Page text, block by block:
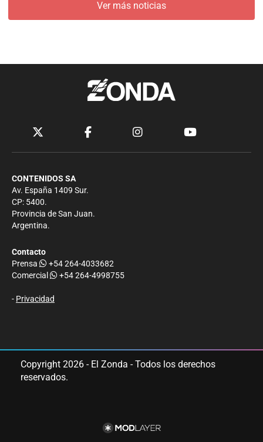
Ver más noticias
CONTENIDOS SA
Av. España 1409 Sur.
CP: 5400.
Provincia de San Juan.
Argentina.
Contacto
Prensa
+54 264-4033682
Comercial
+54 264-4998755
- Privacidad
Copyright 2026 - El Zonda - Todos los derechos
reservados.